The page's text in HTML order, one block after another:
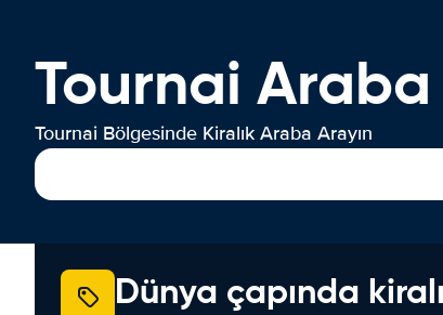
Tournai
Tournai Bölgesinde Kiralık Araba Arayın
Dünya çapında